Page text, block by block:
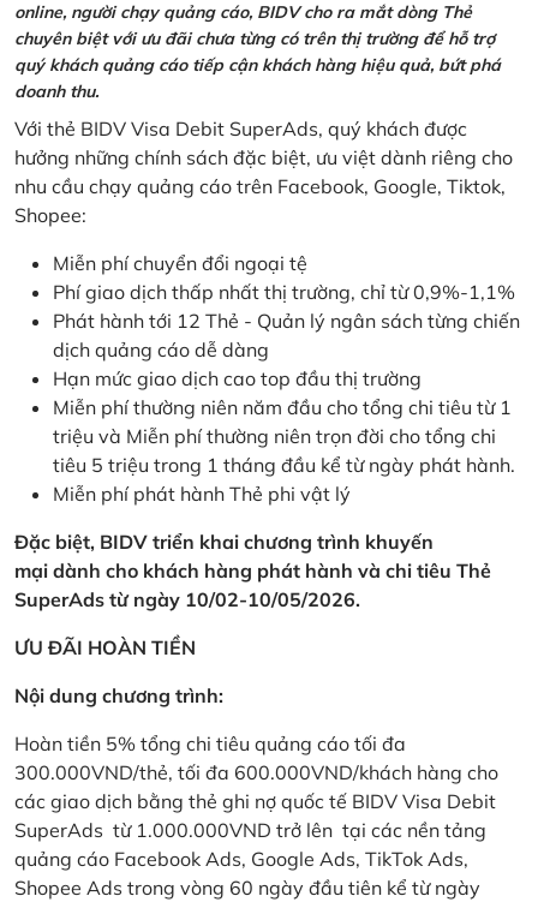
online, người chạy quảng cáo, BIDV cho ra mắt dòng Thẻ
chuyên biệt với ưu đãi chưa từng có trên thị trường để hỗ trợ
quý khách quảng cáo tiếp cận khách hàng hiệu quả, bứt phá
doanh thu.
Với thẻ BIDV Visa Debit SuperAds, quý khách được
hưởng những chính sách đặc biệt, ưu việt dành riêng cho
nhu cầu chạy quảng cáo trên Facebook, Google, Tiktok,
Shopee:
Miễn phí chuyển đổi ngoại tệ
Phí giao dịch thấp nhất thị trường, chỉ từ 0,9%-1,1%
Phát hành tới 12 Thẻ - Quản lý ngân sách từng chiến
dịch quảng cáo dễ dàng
Hạn mức giao dịch cao top đầu thị trường
Miễn phí thường niên năm đầu cho tổng chi tiêu từ 1
triệu và Miễn phí thường niên trọn đời cho tổng chi
tiêu 5 triệu trong 1 tháng đầu kể từ ngày phát hành.
Miễn phí phát hành Thẻ phi vật lý
Đặc biệt, BIDV triển khai chương trình khuyến
mại dành cho khách hàng phát hành và chi tiêu Thẻ
SuperAds từ ngày 10/02-10/05/2026.
ƯU ĐÃI HOÀN TIỀN
Nội dung chương trình:
Hoàn tiền 5% tổng chi tiêu quảng cáo tối đa
300.000VND/thẻ, tối đa 600.000VND/khách hàng cho
các giao dịch bằng thẻ ghi nợ quốc tế BIDV Visa Debit
SuperAds từ 1.000.000VND trở lên tại các nền tảng
quảng cáo Facebook Ads, Google Ads, TikTok Ads,
Shopee Ads trong vòng 60 ngày đầu tiên kể từ ngày